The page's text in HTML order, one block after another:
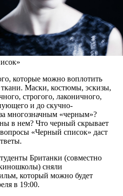
которые можно воплотить
Маски, костюмы, эскизы,
строгого, лаконичного,
и до скучно-
многозначным «черным»?
в нем? Что черный скрывает
«Черный список» даст
Британки (совместно
сняли
который можно будет
в 19:00.